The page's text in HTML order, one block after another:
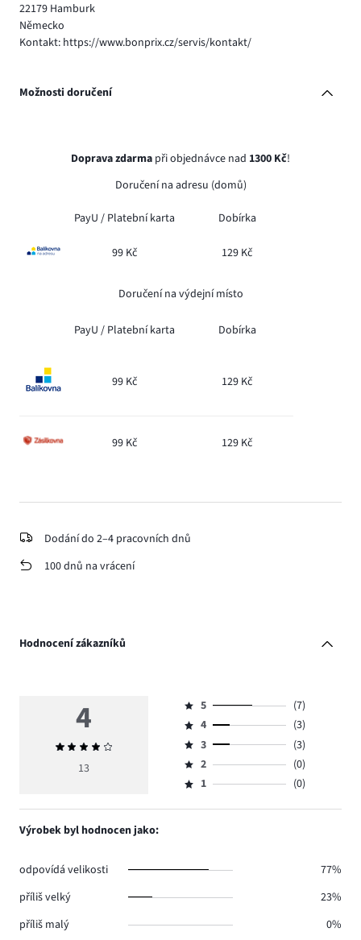
22179 Hamburk
Německo
Kontakt: https://www.bonprix.cz/servis/kontakt/
Možnosti doručení
Doprava zdarma při objednávce nad 1300 Kč!
Doručení na adresu (domů)
PayU / Platební karta Dobírka
99 Kč 129 Kč
Doručení na výdejní místo
PayU / Platební karta Dobírka
99 Kč 129 Kč
99 Kč 129 Kč
Dodání do 2–4 pracovních dnů
100 dnů na vrácení
Hodnocení zákazníků
4
Průměrné
hodnocení
13
Hodnocení
5,
počet
hlasů
7.
5
(7)
Hodnocení
4,
počet
hlasů
4
(3)
Hodnocení
3,
počet
3
(3)
Hodnocení
2,
2
(0)
Hodnocení
1,
1 (0)
Výrobek byl hodnocen jako:
odpovídá velikosti
77%
příliš velký
23%
příliš malý
0%